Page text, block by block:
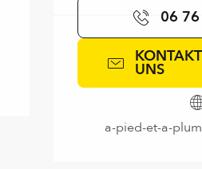
06
UNS
a-pied-et-a-